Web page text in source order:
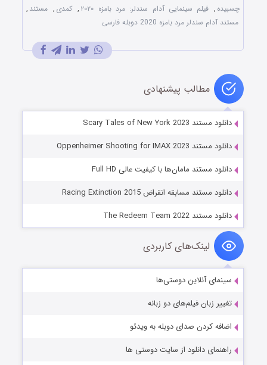
چسبیده , فیلم سینمایی آدام سندلر: مرد بامزه ۲۰۲۰ , کمدی , مستند ,
مستند آدام سندلر مرد بامزه 2020 دوبله فارسی
مطالب پیشنهادی
دانلود مستند Scary Tales of New York 2023
دانلود مستند Oppenheimer Shooting for IMAX 2023
دانلود مستند مامان‌ها با کیفیت عالی Full HD
دانلود مستند مسابقه انقراض Racing Extinction 2015
دانلود مستند The Redeem Team 2022
لینک‌های کاربردی
سینمای آنلاین دوستی‌ها
تغییر زبان فیلم‌های دو زبانه
اضافه کردن صدای دوبله به ویدئو
راهنمای دانلود از سایت دوستی ها